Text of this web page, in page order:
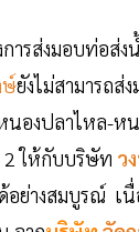
ารส่งมอบท่อส่ง
ษ์ยังไม่สามารถส่
นองปลาไหล-ห
ให้กับบริษัท ว
ย่างสมบูรณ์ เนื่